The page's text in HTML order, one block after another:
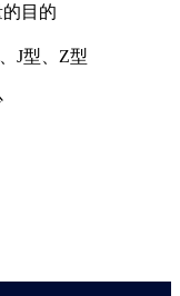
目的
J型、Z型